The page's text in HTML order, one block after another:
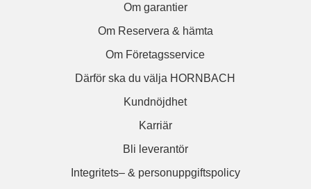
Om garantier
Om Reservera & hämta
Om Företagsservice
Därför ska du välja HORNBACH
Kundnöjdhet
Karriär
Bli leverantör
Integritets– & personuppgiftspolicy